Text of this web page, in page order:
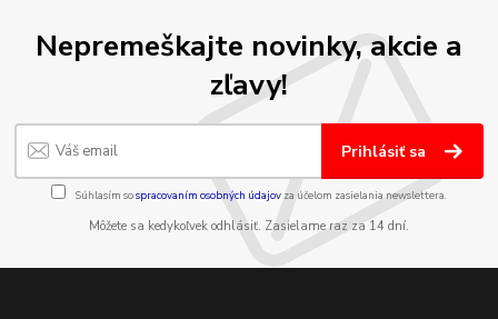
Nepremeškajte novinky, akcie a
zľavy!
Prihlásiť sa
Súhlasím sospracovaním osobných údajov za účelom zasielania newslettera.
Môžete sa kedykoľvek odhlásiť. Zasielame raz za 14 dní.